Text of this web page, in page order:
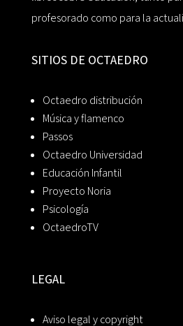
profesorado como para la
SITIOS DE OCTAEDRO
Octaedro distribución
Música y flamenco
Passos
Octaedro Universidad
Educación Infantil
Proyecto Noria
Psicología
OctaedroTV
LEGAL
Aviso legal y copyright